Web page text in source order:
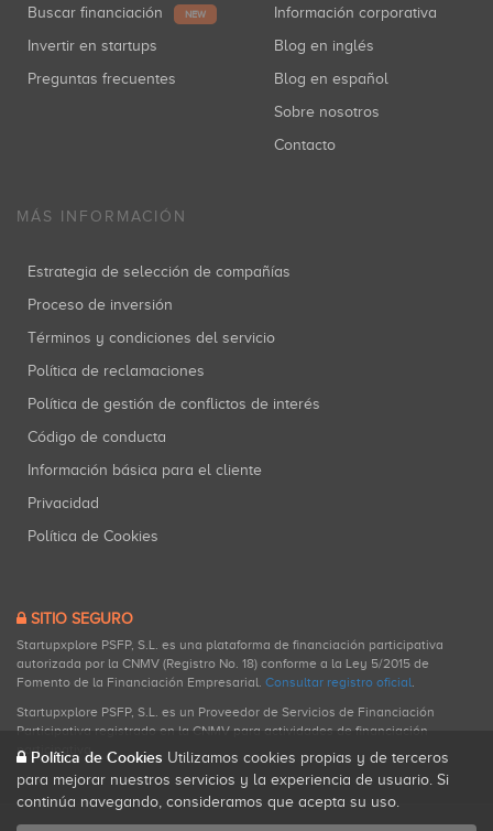
Buscar financiación NEW
Invertir en startups
Preguntas frecuentes
Información corporativa
Blog en inglés
Blog en español
Sobre nosotros
Contacto
MÁS INFORMACIÓN
Estrategia de selección de compañías
Proceso de inversión
Términos y condiciones del servicio
Política de reclamaciones
Política de gestión de conflictos de interés
Código de conducta
Información básica para el cliente
Privacidad
Política de Cookies
SITIO SEGURO
Startupxplore PSFP, S.L. es una plataforma de financiación participativa
autorizada por la CNMV (Registro No. 18) conforme a la Ley 5/2015 de
Fomento de la Financiación Empresarial. Consultar registro oficial.
Startupxplore PSFP, S.L. es un Proveedor de Servicios de Financiación
Participativa registrado en la CNMV para actividades de financiación
participativa.
Política de Cookies Utilizamos cookies propias y de terceros
para mejorar nuestros servicios y la experiencia de usuario. Si
continúa navegando, consideramos que acepta su uso.